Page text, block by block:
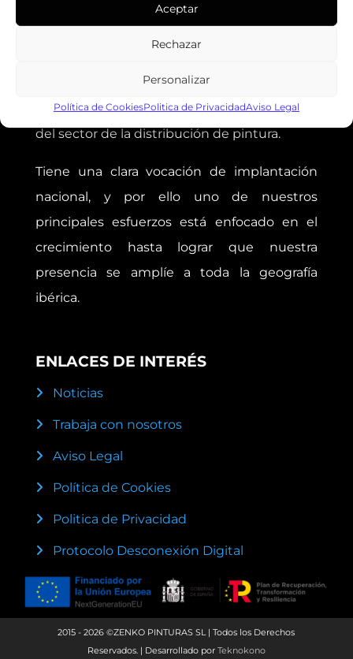
Aceptar
Rechazar
Personalizar
Política de CookiesPolitica de PrivacidadAviso Legal
GRUPO ZENKO
El Grupo Zenko se encuentra entre las
principales Centrales de Compras y Servicios
del sector de la distribución de pintura.
Tiene una clara vocación de implantación
nacional, y por ello uno de nuestros
principales esfuerzos está enfocado en el
crecimiento hasta lograr que nuestra
presencia se amplíe a toda la geografía
ibérica.
ENLACES DE INTERÉS
Noticias
Trabaja con nosotros
Aviso Legal
Política de Cookies
Politica de Privacidad
Protocolo Desconexión Digital
2015 - 2026 ©ZENKO PINTURAS SL | Todos los Derechos
Reservados. | Desarrollado por Teknokono